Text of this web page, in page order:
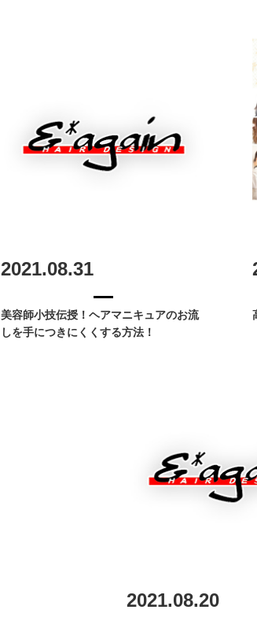
2021.08.31
美容師小技伝授！ヘアマニキュアのお流
しを手につきにくくする方法！
2021.08.20